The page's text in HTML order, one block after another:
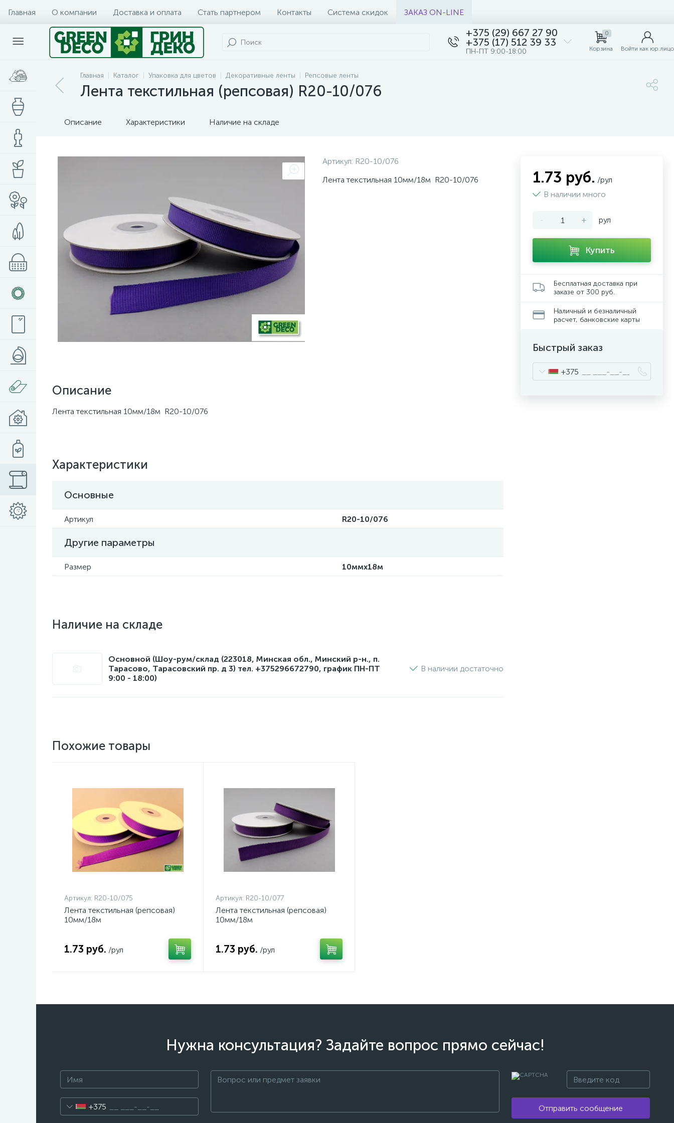
Главная О компании Доставка и оплата Стать партнером Контакты Система скидок ЗАКАЗ ON-LINE
+375 (29) 667 27 90
+375 (17) 512 39 33
ПН-ПТ 9:00-18:00
0
Корзина Войти как юр.лицо
Главная Каталог Упаковка для цветов Декоративные ленты Репсовые ленты
Лента текстильная (репсовая) R20-10/076
Описание Характеристики Наличие на складе
Артикул: R20-10/076
Лента текстильная 10мм/18м R20-10/076
Описание
Лента текстильная 10мм/18м R20-10/076
Характеристики
Основные
Артикул R20-10/076
Другие параметры
Размер 10ммx18м
Наличие на складе
Основной (Шоу-рум/склад (223018, Минская обл., Минский р-н., п.
Тарасово, Тарасовский пр. д 3) тел. +375296672790, график ПН-ПТ
9:00 - 18:00)
В наличии достаточно
1.73 руб. /рул
В наличии много
- + рул
Купить
Бесплатная доставка при
заказе от 300 руб.
Наличный и безналичный
расчет, банковские карты
Быстрый заказ
+375
Похожие товары
Артикул: R20-10/075
Лента текстильная (репсовая)
10мм/18м
1.73 руб. /рул
Артикул: R20-10/077
Лента текстильная (репсовая)
10мм/18м
1.73 руб. /рул
Нужна консультация? Задайте вопрос прямо сейчас!
+375 Отправить сообщение